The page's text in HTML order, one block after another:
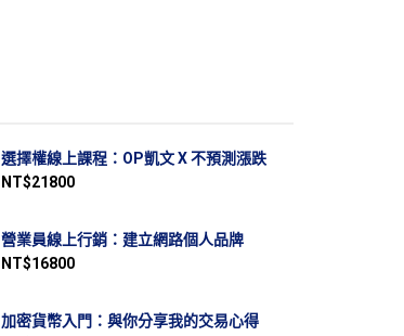
選擇權線上課程：OP凱文 X 不預測漲跌
NT$21800
營業員線上行銷：建立網路個人品牌
NT$16800
加密貨幣入門：與你分享我的交易心得